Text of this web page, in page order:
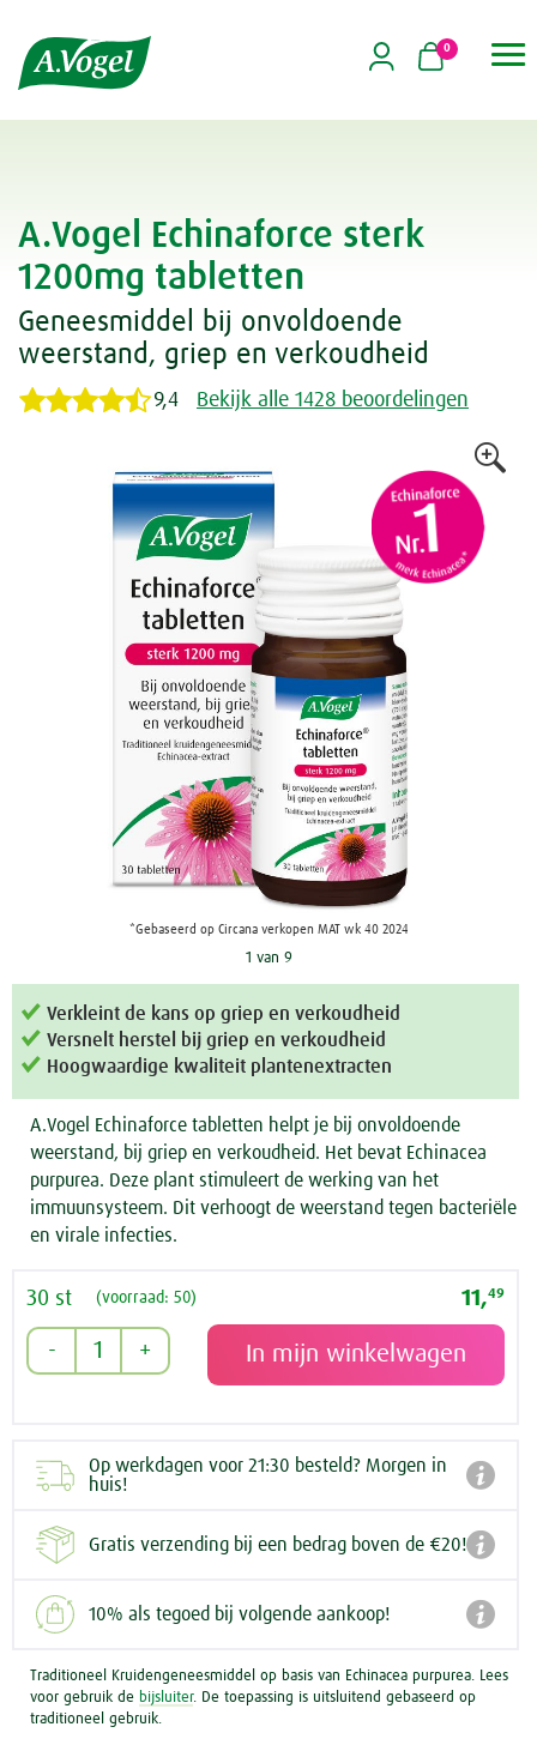
0 
A.Vogel Echinaforce sterk
1200mg tabletten
Geneesmiddel bij onvoldoende
weerstand, griep en verkoudheid
9,4 Bekijk alle 1428 beoordelingen
*Gebaseerd op Circana verkopen MAT wk 40 2024
1 van 9
Verkleint de kans op griep en verkoudheid
Versnelt herstel bij griep en verkoudheid
Hoogwaardige kwaliteit plantenextracten
A.Vogel Echinaforce tabletten helpt je bij onvoldoende
weerstand, bij griep en verkoudheid. Het bevat Echinacea
purpurea. Deze plant stimuleert de werking van het
immuunsysteem. Dit verhoogt de weerstand tegen bacteriële
en virale infecties.
30 st (voorraad: 50) 11,49
Op werkdagen voor 21:30 besteld? Morgen in
huis!

Gratis verzending bij een bedrag boven de €20!
10% als tegoed bij volgende aankoop! 
Traditioneel Kruidengeneesmiddel op basis van Echinacea purpurea. Lees
voor gebruik de bijsluiter. De toepassing is uitsluitend gebaseerd op
traditioneel gebruik.